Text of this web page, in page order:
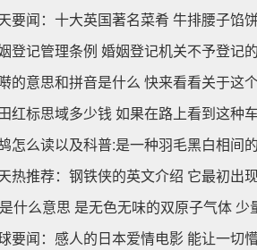
要闻：十大英国著名菜肴 牛排腰子馅
登记管理条例 婚姻登记机关不予登记
的意思和拼音是什么 快来看看关于这
红标思域多少钱 如果在路上看到这种
怎么读以及科普:是一种羽毛黑白相间
热推荐：钢铁侠的英文介绍 它最初出
什么意思 是无色无味的双原子气体
要闻：感人的日本爱情电影 能让一切